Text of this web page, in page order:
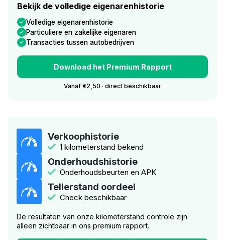
Bekijk de volledige eigenarenhistorie
Volledige eigenarenhistorie
Particuliere en zakelijke eigenaren
Transacties tussen autobedrijven
Download het Premium Rapport
Vanaf €2,50 · direct beschikbaar
Verkoophistorie
1 kilometerstand bekend
Onderhoudshistorie
Onderhoudsbeurten en APK
Tellerstand oordeel
Check beschikbaar
De resultaten van onze kilometerstand controle zijn
alleen zichtbaar in ons premium rapport.